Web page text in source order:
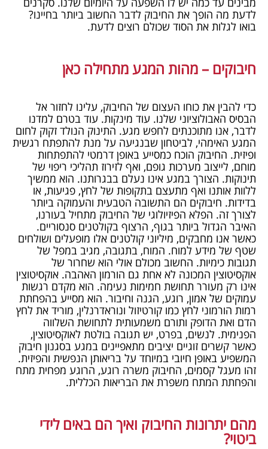
מבינים עד כמה יש לו השפעה על היומיום שלנו. סקרנים
לדעת מה הופך את החיבוק לדבר החשוב ביותר בחיינו?
בואו לגלות את הסוד שכולם רוצים לדעת.
חיבוקים – מהות המגע מתחילה כאן
כדי להבין את כוחו העצום של החיבוק, עלינו לחזור אל
הבסיס האבולוציוני שלנו. עוד מינקות. עוד בטרם למדנו
לדבר, אנו מתוכנתים לחפש מגע. התינוק הנולד זקוק לחום
המגע האימהי, לביטחון שבנגיעה על מנת להתפתח רגשית
ופיזית. החיבוק הוכח כמסייע באופן דרמטי להתפתחות
מוחם, לייצוב מערכות גופם, ואף לזירוז תהליכי ריפוי של
תינוקות. הצורך במגע אינו נעלם בבגרותנו. הוא ממשיך
ללוות אותנו ואף מתעצם בתקופות של לחץ, פגיעות, או
בדידות. חיבוקים הם התשובה הטבעית והעמוקה ביותר
לצורך זה. הפלא הפיזיולוגי של החיבוק מתחיל בעורנו,
האיבר הגדול ביותר בגוף, הרצוף בקולטנים סנסוריים.
כאשר אנו מחבקים, מיליוני קולטנים אלו מופעלים ושולחים
שטף של מידע למוח. המוח, בתגובה, מגיב במפל של
תגובות כימיות. החשוב מכולם אולי הוא שחרור של
אוקסיטוצין המכונה לא אחת גם הורמון האהבה. אוקסיטוצין
אינו רק מעורר תחושת חמימות נעימה. הוא מקדם רגשות
עמוקים של אמון, רוגע, הגנה וחיבור. הוא מסייע בהפחתת
רמות הורמוני לחץ כמו קורטיזול ונוראדרנלין, מוריד את לחץ
הדם ואת הדופק ותורם משמעותית לתחושת השלווה
הפנימית. לנשים, בפרט, יש תגובה בולטת לאוקסיטוצין,
כאשר קשרים זוגיים יציבים מתאפיינים במגע בסגנון חיבוק
המשפיע באופן חיובי במיוחד על בריאותן הנפשית והפיזית.
זהו מעגל קסמים, החיבוק משרה רוגע, הרוגע מפחית מתח
והפחתת המתח משפרת את הבריאות הכללית.
מהם יתרונות החיבוק ואיך הם באים לידי
ביטוי?